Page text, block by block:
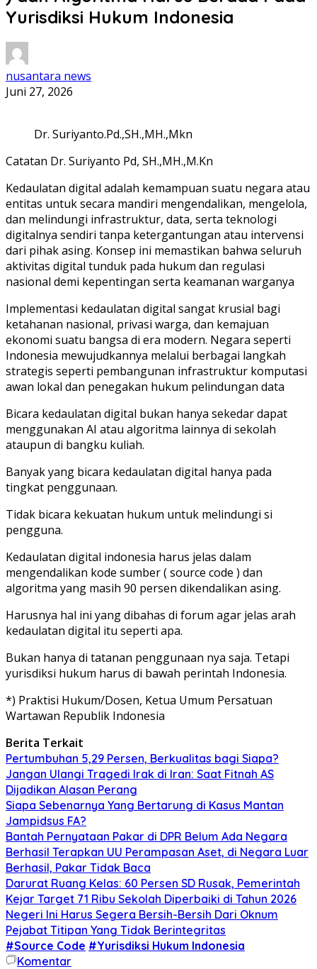
Yurisdiksi Hukum Indonesia
nusantara news
Juni 27, 2026
Dr. Suriyanto.Pd.,SH.,MH.,Mkn
Catatan Dr. Suriyanto Pd, SH.,MH.,M.Kn
Kedaulatan digital adalah kemampuan suatu negara atau
entitas untuk secara mandiri mengendalikan, mengelola,
dan melindungi infrastruktur, data, serta teknologi
digitalnya sendiri tanpa ketergantungan atau intervensi
dari pihak asing. Konsep ini memastikan bahwa seluruh
aktivitas digital tunduk pada hukum dan regulasi
nasional demi kepentingan serta keamanan warganya
Implementasi kedaulatan digital sangat krusial bagi
ketahanan nasional, privasi warga, dan kemajuan
ekonomi suatu bangsa di era modern. Negara seperti
Indonesia mewujudkannya melalui berbagai langkah
strategis seperti pembangunan infrastruktur komputasi
awan lokal dan penegakan hukum pelindungan data
Bicara kedaulatan digital bukan hanya sekedar dapat
menggunakan AI atau algoritma lainnya di sekolah
ataupun di bangku kuliah.
Banyak yang bicara kedaulatan digital hanya pada
tingkat penggunaan.
Tidak bicara kekuatan hukum untuk melindungi si
pengguna.
Kedaulatan digital indonesia harus jelas dalam
mengendalikan kode sumber ( source code ) dan
algoritma yang masih 90 persen dikendalikan asing.
Harusnya hal ini yang dibahas di forum agar jelas arah
kedaulatan digital itu seperti apa.
Bukan hanya di tatanan penggunaan nya saja. Tetapi
yurisdiksi hukum harus di bawah perintah Indonesia.
*) Praktisi Hukum/Dosen, Ketua Umum Persatuan
Wartawan Republik Indonesia
Berita Terkait
Pertumbuhan 5,29 Persen, Berkualitas bagi Siapa?
Jangan Ulangi Tragedi Irak di Iran: Saat Fitnah AS
Dijadikan Alasan Perang
Siapa Sebenarnya Yang Bertarung di Kasus Mantan
Jampidsus FA?
Bantah Pernyataan Pakar di DPR Belum Ada Negara
Berhasil Terapkan UU Perampasan Aset, di Negara Luar
Berhasil, Pakar Tidak Baca
Darurat Ruang Kelas: 60 Persen SD Rusak, Pemerintah
Kejar Target 71 Ribu Sekolah Diperbaiki di Tahun 2026
Negeri Ini Harus Segera Bersih-Bersih Dari Oknum
Pejabat Titipan Yang Tidak Berintegritas
#Source Code #Yurisdiksi Hukum Indonesia
Komentar